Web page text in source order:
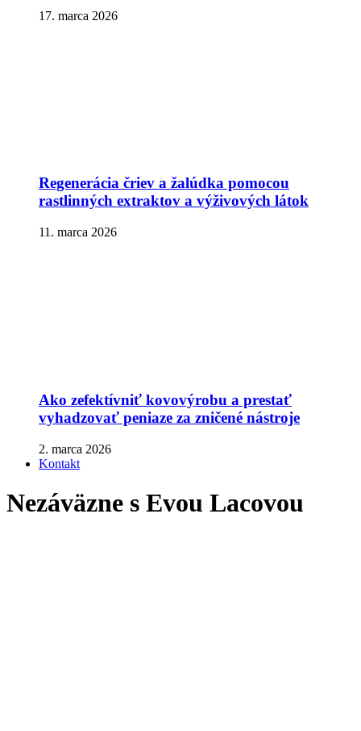
17. marca 2026
Regenerácia čriev a žalúdka pomocou
rastlinných extraktov a výživových látok
11. marca 2026
Ako zefektívniť kovovýrobu a prestať
vyhadzovať peniaze za zničené nástroje
2. marca 2026
Kontakt
Nezáväzne s Evou Lacovou